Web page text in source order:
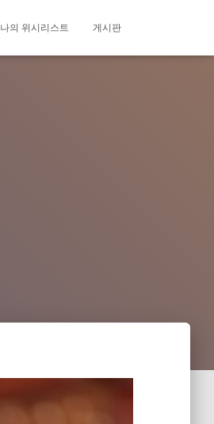
나의 위시리스트 게시판